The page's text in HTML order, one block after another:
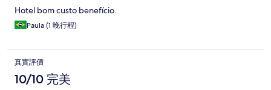
Hotel bom custo benefício.
Paula (1 晚行程)
真實評價
10/10 完美